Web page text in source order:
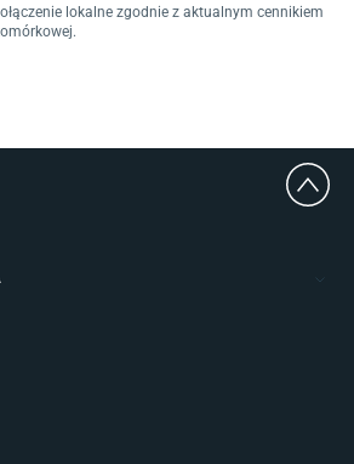
lokalne zgodnie z aktualnym cennikiem